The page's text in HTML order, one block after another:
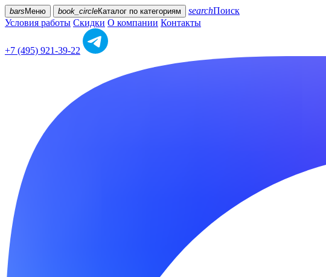
bars Меню book_circleКаталог по категориям searchПоиск
Условия работы Скидки О компании Контакты
+7 (495) 921-39-22